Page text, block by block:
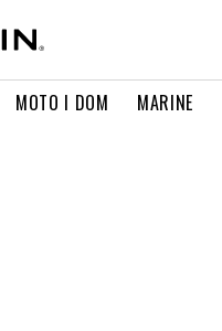
MOTO I DOM MARINE